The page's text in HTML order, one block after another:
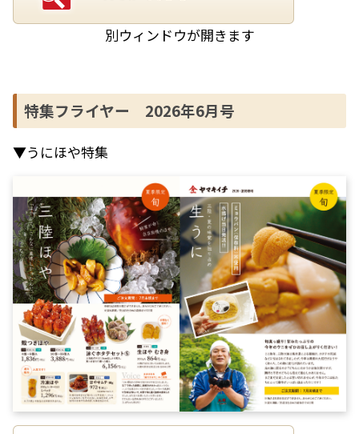
別ウィンドウが開きます
特集フライヤー 2026年6月号
▼うにほや特集